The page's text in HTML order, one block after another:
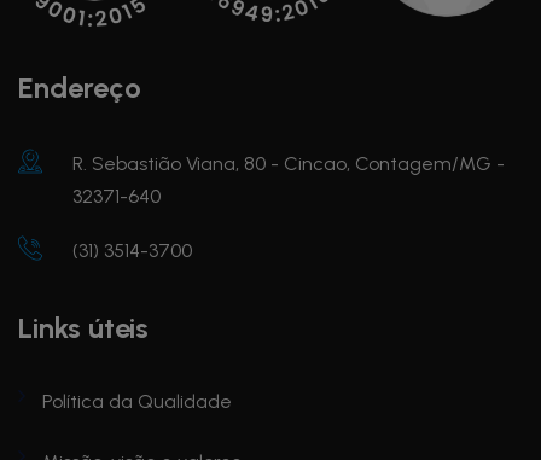
Endereço
R. Sebastião Viana, 80 - Cincao, Contagem/MG -
32371-640
(31) 3514-3700
Links úteis
Política da Qualidade